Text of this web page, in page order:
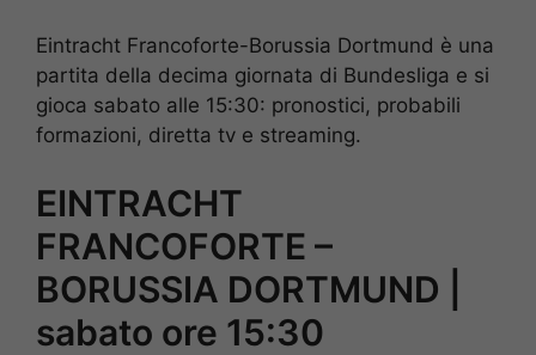
Eintracht Francoforte-Borussia Dortmund è una
partita della decima giornata di Bundesliga e si
gioca sabato alle 15:30: pronostici, probabili
formazioni, diretta tv e streaming.
EINTRACHT
FRANCOFORTE –
BORUSSIA DORTMUND |
sabato ore 15:30